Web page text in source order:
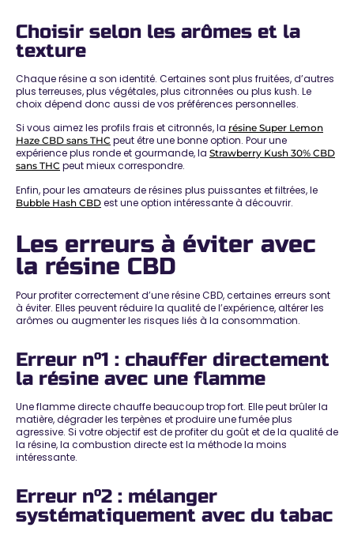
Choisir selon les arômes et la
texture
Chaque résine a son identité. Certaines sont plus fruitées, d’autres
plus terreuses, plus végétales, plus citronnées ou plus kush. Le
choix dépend donc aussi de vos préférences personnelles.
Si vous aimez les profils frais et citronnés, la résine Super Lemon
Haze CBD sans THC peut être une bonne option. Pour une
expérience plus ronde et gourmande, la Strawberry Kush 30% CBD
sans THC peut mieux correspondre.
Enfin, pour les amateurs de résines plus puissantes et filtrées, le
Bubble Hash CBD est une option intéressante à découvrir.
Les erreurs à éviter avec
la résine CBD
Pour profiter correctement d’une résine CBD, certaines erreurs sont
à éviter. Elles peuvent réduire la qualité de l’expérience, altérer les
arômes ou augmenter les risques liés à la consommation.
Erreur n°1 : chauffer directement
la résine avec une flamme
Une flamme directe chauffe beaucoup trop fort. Elle peut brûler la
matière, dégrader les terpènes et produire une fumée plus
agressive. Si votre objectif est de profiter du goût et de la qualité de
la résine, la combustion directe est la méthode la moins
intéressante.
Erreur n°2 : mélanger
systématiquement avec du tabac